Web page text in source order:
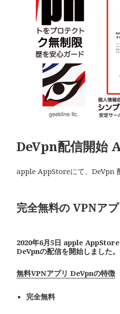
DeVpn配信開始
apple AppStoreにて、DeVpn
完全無料の VPNア
2020年6月5日 apple
DeVpnの配信を開始しました。
無料VPNアプリ DeVpnの特徴
完全無料